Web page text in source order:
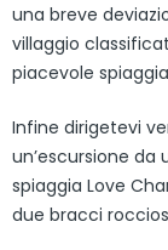
una breve
villaggio
piacevole
Infine dirigetevi
un’escursione
spiaggia Love
due bracci